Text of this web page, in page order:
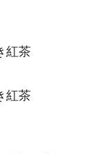
紅茶
紅茶